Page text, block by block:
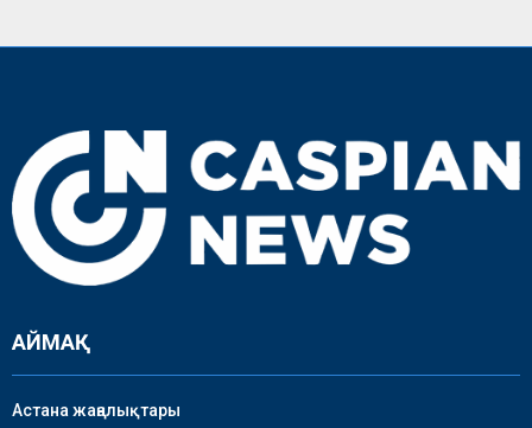
АЙМАҚ
Астана жаңалықтары